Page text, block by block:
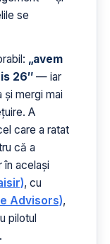
se
„avem
26″ — iar
mergi mai
A
care a ratat
că a
același
, cu
Advisors),
pilotul